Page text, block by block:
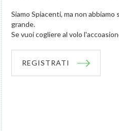
Siamo Spiacenti, ma non
grande.
Se vuoi cogliere al volo
REGISTRATI